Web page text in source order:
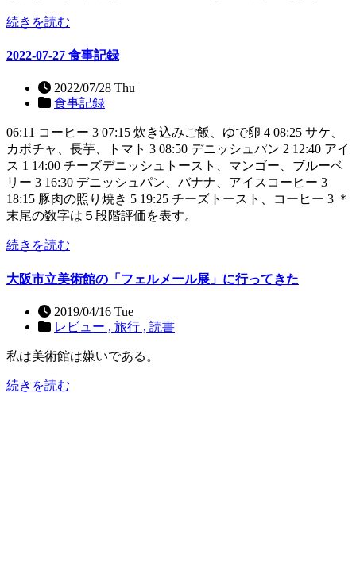
続きを読む
2022-07-27 食事記録
2022/07/28 Thu
食事記録
06:11 コーヒー 3 07:15 炊き込みご飯、ゆで卵 4 08:25 サケ、
カボチャ、長芋、トマト 3 08:50 デニッシュパン 2 12:40 アイ
ス 1 14:00 チーズデニッシュトースト、マンゴー、ブルーベ
リー 3 16:30 デニッシュパン、バナナ、アイスコーヒー 3
18:15 豚肉の照り焼き 5 19:25 チーズトースト、コーヒー 3 ＊
末尾の数字は５段階評価を表す。
続きを読む
大阪市立美術館の「フェルメール展」に行ってきた
2019/04/16 Tue
レビュー , 旅行 , 読書
私は美術館は嫌いである。
続きを読む